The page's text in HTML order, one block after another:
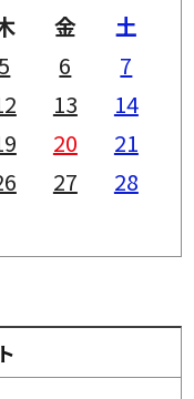
金
土
5 6
7
13
14
20
21
27
28